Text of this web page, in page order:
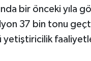
bir önceki yıla
37 bin tonu
yetiştiricilik